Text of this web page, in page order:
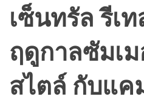
เซ็นทรัล รีเ
ฤดูกาลซัมเ
สไตล์ กับแค